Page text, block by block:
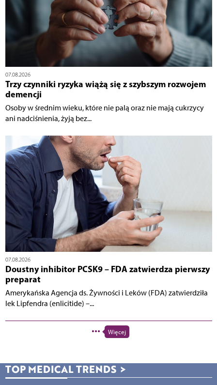
07.08.2026
Trzy czynniki ryzyka wiążą się z szybszym rozwojem
demencji
Osoby w średnim wieku, które nie palą oraz nie mają cukrzycy
ani nadciśnienia, żyją bez...
07.08.2026
Doustny inhibitor PCSK9 – FDA zatwierdza pierwszy
preparat
Amerykańska Agencja ds. Żywności i Leków (FDA) zatwierdziła
lek Lipfendra (enlicitide) –...
Więcej
TOP MEDICAL TRENDS >